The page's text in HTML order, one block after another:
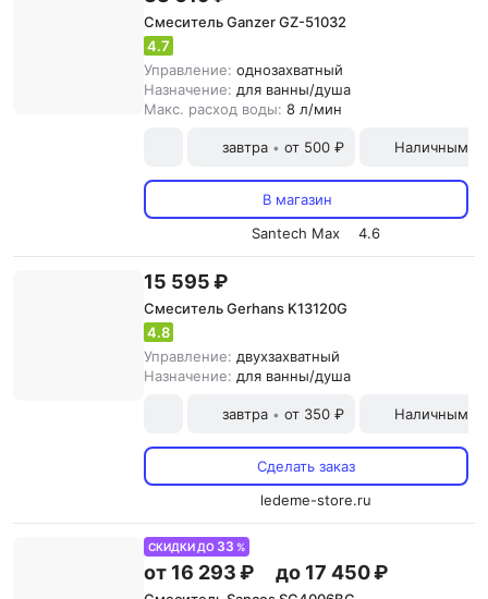
Смеситель Ganzer GZ-51032
4.7
Управление: однозахватный
Назначение: для ванны/душа
Макс. расход воды: 8 л/мин
завтра • от 500 ₽ Наличными
В магазин
Santech Max
4.6
15 595 ₽
Смеситель Gerhans K13120G
4.8
Управление: двухзахватный
Назначение: для ванны/душа
завтра • от 350 ₽ Наличными
Сделать заказ
ledeme-store.ru
СКИДКИ ДО 33 %
от 16 293 ₽ до 17 450 ₽